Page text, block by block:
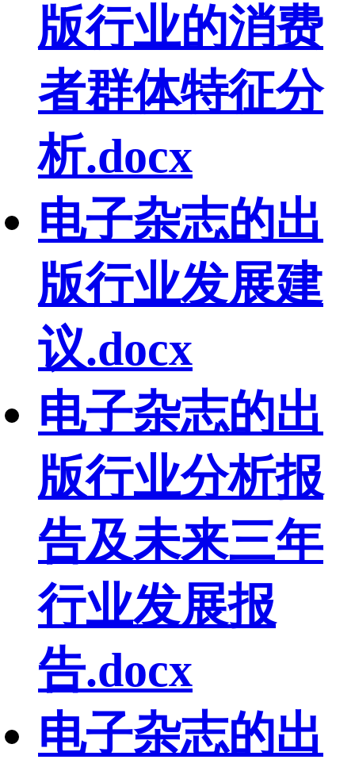
版行业的消费
者群体特征分
析.docx
电子杂志的出
版行业发展建
议.docx
电子杂志的出
版行业分析报
告及未来三年
行业发展报
告.docx
电子杂志的出